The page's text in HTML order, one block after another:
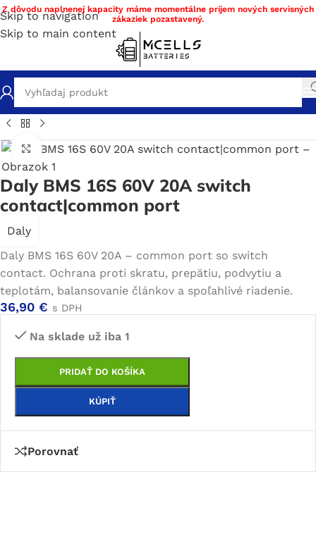
Skip to navigation
Skip to main content
Z dôvodu naplnenej kapacity máme momentálne príjem nových servisných
zákaziek pozastavený.
/Stavba a servis batérie DIY materiál/BMS/BMS Li-ion
Click to enlarge
Daly BMS 16S 60V 20A switch
contact|common port
Daly
Daly BMS 16S 60V 20A – common port so switch
contact. Ochrana proti skratu, prepätiu, podvytiu a
teplotám, balansovanie článkov a spoľahlivé riadenie.
36,90 € s DPH
Na sklade už iba 1
PRIDAŤ DO KOŠÍKA
KÚPIŤ
Porovnať